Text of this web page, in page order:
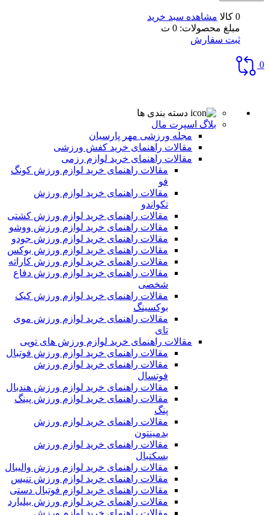
0 کالا
مشاهده سبد خرید
مبلغ محصولات: 0 ت
ثبت سفارش
0
دسته بندی ها
بلاگ اسپرت مال
مجله ورزشی مهر پارسیان
مقالات راهنمای خرید کفش ورزشی
مقالات راهنمای خرید لوازم رزمی
مقالات راهنمای خرید لوازم ورزش کونگ
فو
مقالات راهنمای خرید لوازم ورزش
تکواندو
مقالات راهنمای خرید لوازم ورزش کشتی
مقالات راهنمای خرید لوازم ورزش ووشو
مقالات راهنمای خرید لوازم ورزش جودو
مقالات راهنمای خرید لوازم ورزش بوکس
مقالات راهنمای خرید لوازم ورزش کاراته
مقالات راهنمای خرید لوازم ورزش دفاع
شخصی
مقالات راهنمای خرید لوازم ورزش کیک
بوکسینگ
مقالات راهنمای خرید لوازم ورزش موی
تای
مقالات راهنمای خرید لوازم ورزش های توپی
مقالات راهنمای خرید لوازم ورزش فوتبال
مقالات راهنمای خرید لوازم ورزش
فوتسال
مقالات راهنمای خرید لوازم ورزش هندبال
مقالات راهنمای خرید لوازم ورزش پینگ
پنگ
مقالات راهنمای خرید لوازم ورزش
بدمینتون
مقالات راهنمای خرید لوازم ورزش
بسکتبال
مقالات راهنمای خرید لوازم ورزش والیبال
مقالات راهنمای خرید لوازم ورزش تنیس
مقالات راهنمای خرید لوازم فوتبال دستی
مقالات راهنمای خرید لوازم ورزش بیلیارد
مقالات راهنمای خرید لوازم ورزش